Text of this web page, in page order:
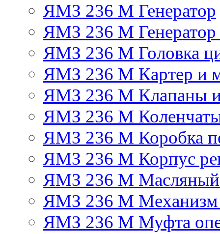
ЯМЗ 236 М Генератор
ЯМЗ 236 М Генератор
ЯМЗ 236 М Головка
ЯМЗ 236 М Картер и
ЯМЗ 236 М Клапаны и
ЯМЗ 236 М
ЯМЗ 236 М Коробка
ЯМЗ 236 М Корпус
ЯМЗ 236 М Масляный
ЯМЗ 236 М Механизм
ЯМЗ 236 М Муфта